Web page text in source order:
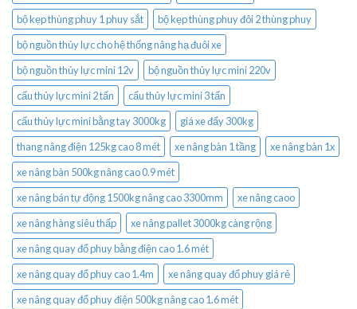
bộ kẹp thùng phuy 1 phuy sắt
bộ kẹp thùng phuy đôi 2 thùng phuy
bộ nguồn thủy lực cho hệ thống nâng hạ đuôi xe
bộ nguồn thủy lực mini 12v
bộ nguồn thủy lực mini 220v
cẩu thủy lực mini 2 tấn
cẩu thủy lực mini 3 tấn
cẩu thủy lực mini bằng tay 3000kg
giá xe đẩy 300kg
thang nâng điện 125kg cao 8 mét
xe nâng bàn 1 tầng
xe nâng bàn 1x
xe nâng bàn 500kg nâng cao 0.9 mét
xe nâng bán tự động 1500kg nâng cao 3300mm
xe nâng caoo
xe nâng hàng siêu thấp
xe nâng pallet 3000kg càng rộng
xe nâng quay đổ phuy bằng điện cao 1.6 mét
xe nâng quay đổ phuy cao 1.4m
xe nâng quay đổ phuy giá rẻ
xe nâng quay đổ phuy điện 500kg nâng cao 1.6 mét